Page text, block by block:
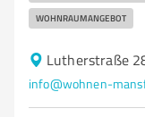
WOHNRAUMANGEBOT
Lutherstraße
info@wohnen-